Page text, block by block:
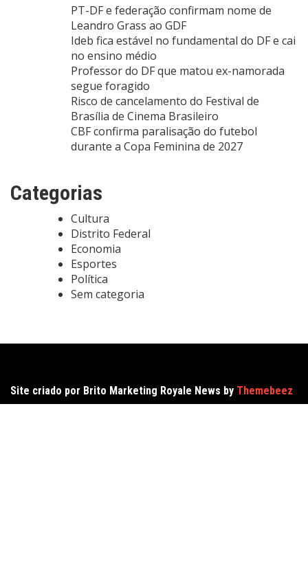
PT-DF e federação confirmam nome de
Leandro Grass ao GDF
Ideb fica estável no fundamental do DF e cai
no ensino médio
Professor do DF que matou ex-namorada
segue foragido
Risco de cancelamento do Festival de
Brasília de Cinema Brasileiro
CBF confirma paralisação do futebol
durante a Copa Feminina de 2027
Categorias
Cultura
Distrito Federal
Economia
Esportes
Política
Sem categoria
Site criado por Brito Marketing Royale News by Themebeez